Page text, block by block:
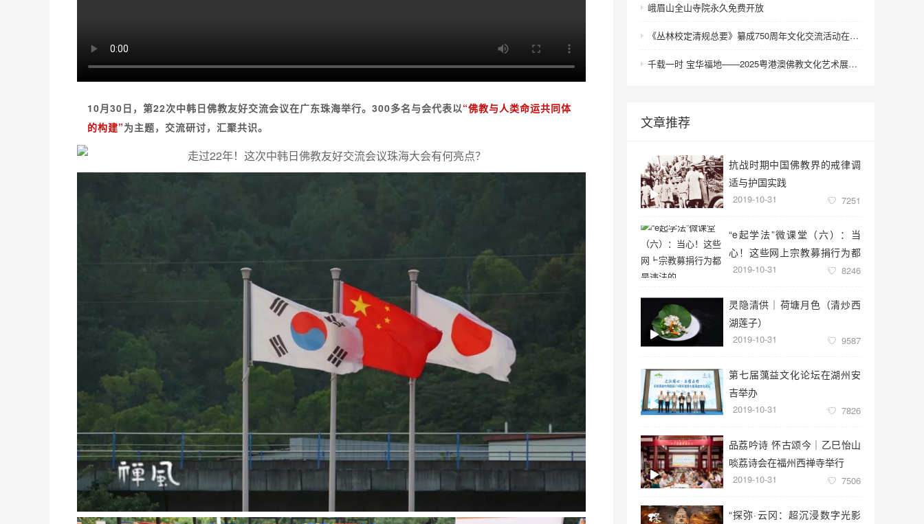
10月30日，第22次中韩日佛教友好交流会议在广东珠海举行。300多名与会代表以“佛教与人类命运共同体
的构建”为主题，交流研讨，汇聚共识。
峨眉山全山寺院永久免费开放
《丛林校定清规总要》纂成750周年文化交流活动在浙江金华举行
千载一时 宝华福地——2025粤港澳佛教文化艺术展在港澳成功举办
文章推荐
抗战时期中国佛教界的戒律调
适与护国实践
2019-10-31 7251
“e起学法”微课堂（六）：当
心！这些网上宗教募捐行为都
是违法的
2019-10-31 8246
灵隐清供｜​荷塘月色（清炒西
湖莲子）
2019-10-31 9587
第七届蕅益文化论坛在湖州安
吉举办
2019-10-31 7826
品荔吟诗 怀古颂今｜乙巳怡山
啖荔诗会在福州西禅寺举行
2019-10-31 7506
“探弥·云冈：超沉浸数字光影